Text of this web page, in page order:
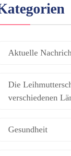
Aktuelle
Die
verschiedenen
Gesundheit